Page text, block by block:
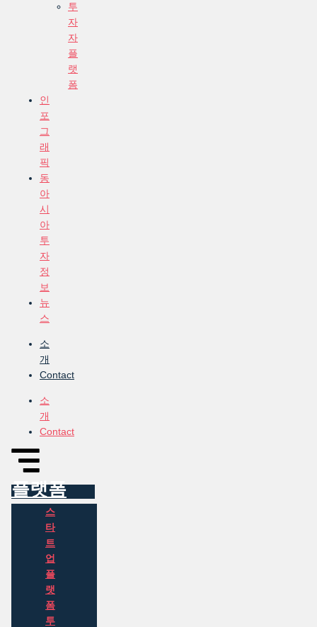
투
자
자
플
랫
폼
인
포
그
래
픽
동
아
시
아
투
자
정
보
뉴
스
소
개
Contact
소
개
Contact
플랫폼
스
타
트
업
플
랫
폼
투